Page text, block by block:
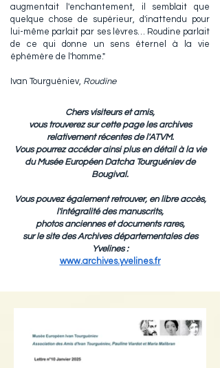
augmentait l'enchantement, il semblait que
quelque chose de supérieur, d'inattendu pour
lui-même parlait par ses lèvres… Roudine parlait
de ce qui donne un sens éternel à la vie
éphémère de l'homme."
Ivan Tourguéniev, Roudine
Chers visiteurs et amis,
vous trouverez sur cette page les archives
relativement récentes de l'ATVM.
Vous pourrezaccéderainsi plus en détail à la vie
du Musée Européen Datcha Tourguéniev de
Bougival.
Vous pouvez également retrouver, en libre accès,
l'intégralité des manuscrits,
photos anciennes et documents rares,
sur le site des Archives départementales des
Yvelines :
www.archives.yvelines.fr